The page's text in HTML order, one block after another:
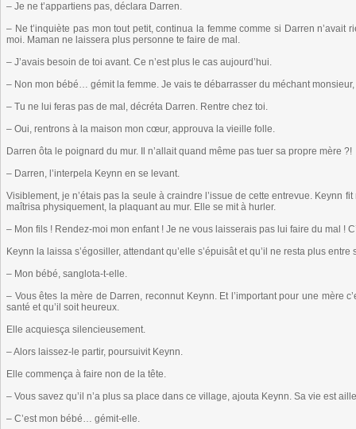
– Je ne t’appartiens pas, déclara Darren.
– Ne t’inquiète pas mon tout petit, continua la femme comme si Darren n’avait
moi. Maman ne laissera plus personne te faire de mal.
– J’avais besoin de toi avant. Ce n’est plus le cas aujourd’hui.
– Non mon bébé… gémit la femme. Je vais te débarrasser du méchant monsieur,
– Tu ne lui feras pas de mal, décréta Darren. Rentre chez toi.
– Oui, rentrons à la maison mon cœur, approuva la vieille folle.
Darren ôta le poignard du mur. Il n’allait quand même pas tuer sa propre mère ?!
– Darren, l’interpela Keynn en se levant.
Visiblement, je n’étais pas la seule à craindre l’issue de cette entrevue. Keynn
maîtrisa physiquement, la plaquant au mur. Elle se mit à hurler.
– Mon fils ! Rendez-moi mon enfant ! Je ne vous laisserais pas lui faire du mal !
Keynn la laissa s’égosiller, attendant qu’elle s’épuisât et qu’il ne resta plus
– Mon bébé, sanglota-t-elle.
– Vous êtes la mère de Darren, reconnut Keynn. Et l’important pour une mère
santé et qu’il soit heureux.
Elle acquiesça silencieusement.
– Alors laissez-le partir, poursuivit Keynn.
Elle commença à faire non de la tête.
– Vous savez qu’il n’a plus sa place dans ce village, ajouta Keynn. Sa vie est
– C’est mon bébé… gémit-elle.